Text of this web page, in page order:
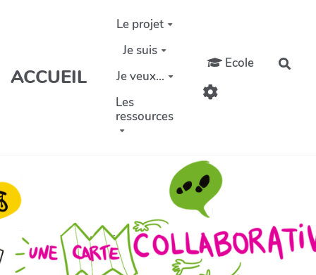
Aller au contenu principal
ACCUEIL
Le projet
Je suis
Je veux...
Les
ressources
Ecole